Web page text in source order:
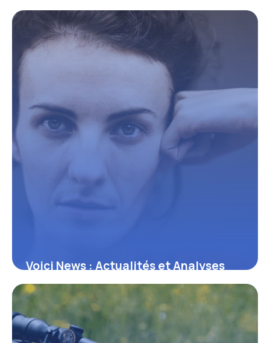
Voici News : Actualités et Analyses
Complètes
16 juin 2026